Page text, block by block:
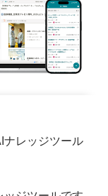
ナレッジツール